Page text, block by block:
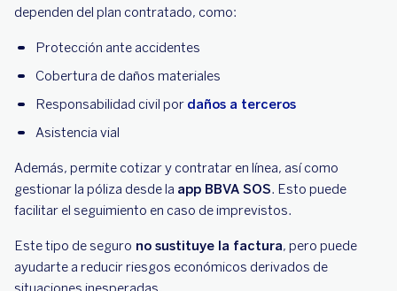
dependen del plan contratado, como:
Protección ante accidentes
Cobertura de daños materiales
Responsabilidad civil por daños a terceros
Asistencia vial
Además, permite cotizar y contratar en línea, así como
gestionar la póliza desde la app BBVA SOS. Esto puede
facilitar el seguimiento en caso de imprevistos.
Este tipo de seguro no sustituye la factura, pero puede
ayudarte a reducir riesgos económicos derivados de